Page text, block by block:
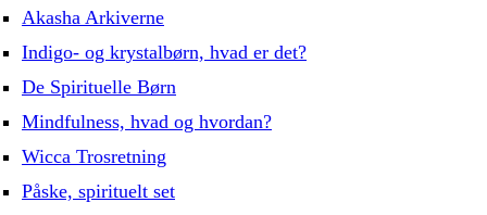
Akasha Arkiverne
Indigo- og krystalbørn, hvad er det?
De Spirituelle Børn
Mindfulness, hvad og hvordan?
Wicca Trosretning
Påske, spirituelt set